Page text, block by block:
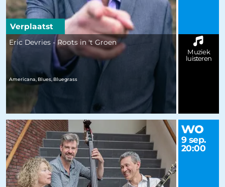
Eric Devries - Roots in 't Groen
Americana, Blues, Bluegrass
Muziek
luisteren
Verplaatst
wo
9 sep.
20:00